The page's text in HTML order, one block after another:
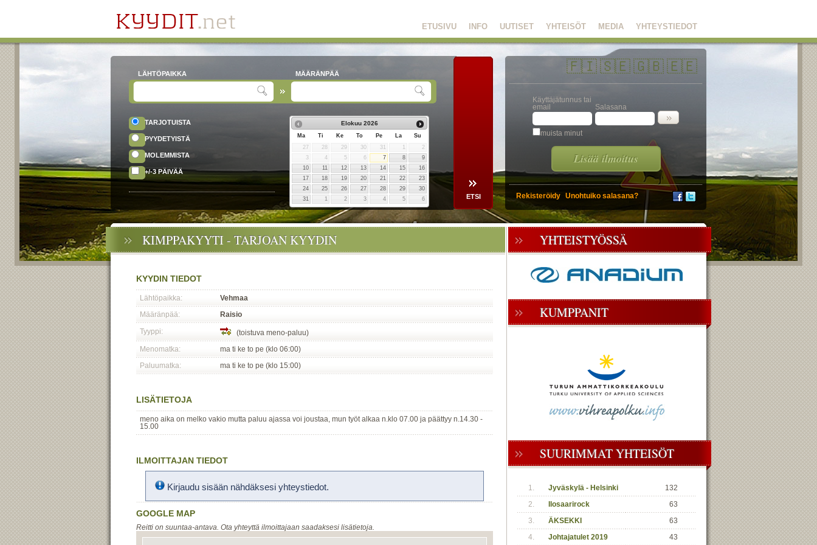
YHTEYSTIEDOT
MEDIA
YHTEISÖT
UUTISET
INFO
ETUSIVU
LÄHTÖPAIKKA MÄÄRÄNPÄÄ
TARJOTUISTA
PYYDETYISTÄ
MOLEMMISTA
+/-3 PÄIVÄÄ
Elokuu 2026
Ma Ti Ke To Pe La
Su
27
28 29 30 31
2
3
4 5 6 7 8
9
10
11 12 13 14 15
16
17
18 19 20 21 22
23
24
25 26 27 28 29
30
31
1 2 3 4 5 6
🇫🇮🇸🇪🇬🇧🇪🇪
Käyttäjätunnus tai
email
Salasana
muista minut
Lisää ilmoitus
Rekisteröidy Unohtuiko salasana?
KIMPPAKYYTI - TARJOAN KYYDIN
KYYDIN TIEDOT
Lähtöpaikka:
Vehmaa
Määränpää:
Raisio
Tyyppi:
(toistuva meno-paluu)
Menomatka:
ma ti ke to pe (klo 06:00)
Paluumatka:
ma ti ke to pe (klo 15:00)
LISÄTIETOJA
meno aika on melko vakio mutta paluu ajassa voi joustaa, mun työt alkaa n.klo 07.00 ja päättyy n.14.30 -
15.00
ILMOITTAJAN TIEDOT
Kirjaudu sisään nähdäksesi yhteystiedot.
GOOGLE MAP
Reitti on suuntaa-antava. Ota yhteyttä ilmoittajaan saadaksesi lisätietoja.
YHTEISTYÖSSÄ
KUMPPANIT
SUURIMMAT YHTEISÖT
1. Jyväskylä - Helsinki
132
2.
Ilosaarirock
63
3.
ÄKSEKKI
63
4.
Johtajatulet 2019
43